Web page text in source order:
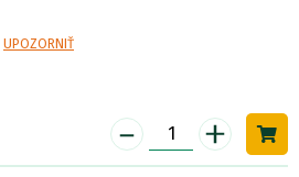
UPOZORNIŤ
- +